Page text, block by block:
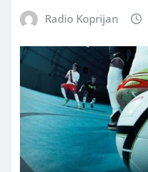
Radio Koprijan